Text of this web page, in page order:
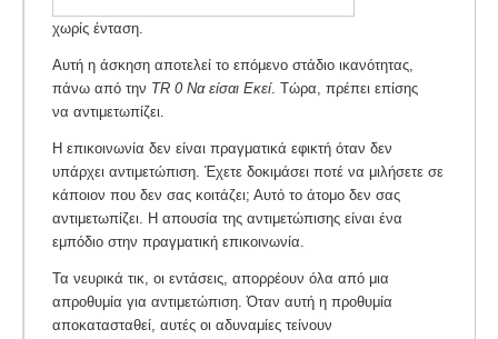
χωρίς ένταση.
Αυτή η άσκηση αποτελεί το επόμενο στάδιο ικανότητας,
πάνω από την TR 0 Να είσαι Εκεί. Τώρα, πρέπει επίσης
να αντιμετωπίζει.
Η επικοινωνία δεν είναι πραγματικά εφικτή όταν δεν
υπάρχει αντιμετώπιση. Έχετε δοκιμάσει ποτέ να μιλήσετε σε
κάποιον που δεν σας κοιτάζει; Αυτό το άτομο δεν σας
αντιμετωπίζει. Η απουσία της αντιμετώπισης είναι ένα
εμπόδιο στην πραγματική επικοινωνία.
Τα νευρικά τικ, οι εντάσεις, απορρέουν όλα από μια
απροθυμία για αντιμετώπιση. Όταν αυτή η προθυμία
αποκατασταθεί, αυτές οι αδυναμίες τείνουν